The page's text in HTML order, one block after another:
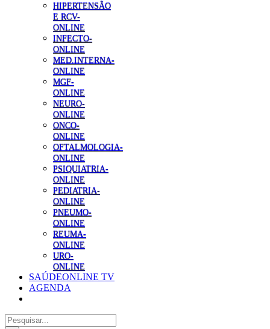
HIPERTENSÃO
E RCV-
ONLINE
INFECTO-
ONLINE
MED.INTERNA-
ONLINE
MGF-
ONLINE
NEURO-
ONLINE
ONCO-
ONLINE
OFTALMOLOGIA-
ONLINE
PSIQUIATRIA-
ONLINE
PEDIATRIA-
ONLINE
PNEUMO-
ONLINE
REUMA-
ONLINE
URO-
ONLINE
SAÚDEONLINE TV
AGENDA
Pesquisar